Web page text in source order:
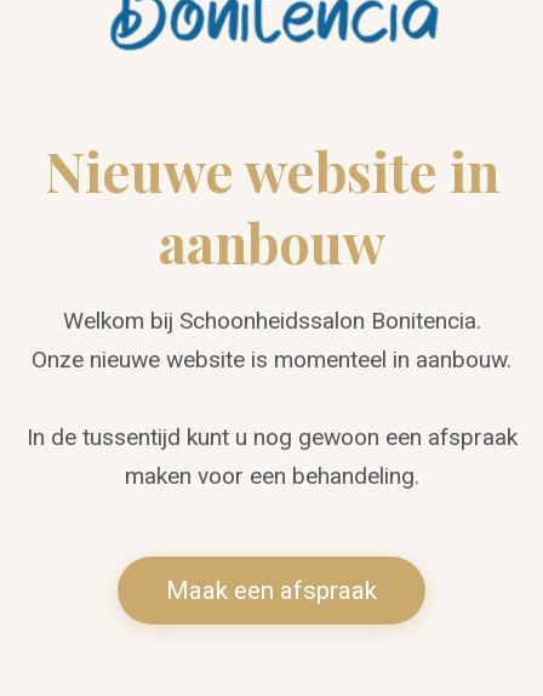
Nieuwe website in
aanbouw
Welkom bij Schoonheidssalon Bonitencia.
Onze nieuwe website is momenteel in aanbouw.
In de tussentijd kunt u nog gewoon een afspraak
maken voor een behandeling.
Maak een afspraak